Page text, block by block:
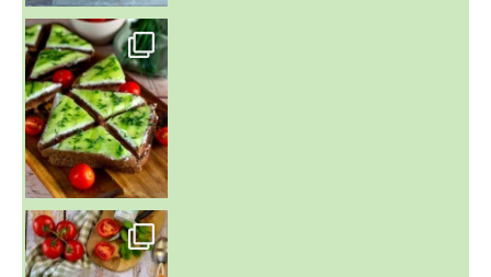
~ SALADE DE PÂTES AUX DEUX TOMATES THON ET BURRA